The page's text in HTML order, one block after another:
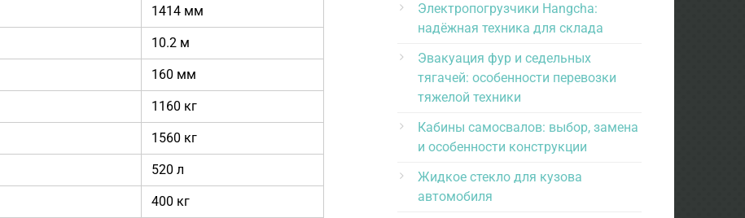
1414 мм
10.2 м
160 мм
1160 кг
1560 кг
520 л
400 кг
Электропогрузчики Hangcha:
надёжная техника для склада
Эвакуация фур и седельных
тягачей: особенности перевозки
тяжелой техники
Кабины самосвалов: выбор, замена
и особенности конструкции
Жидкое стекло для кузова
автомобиля